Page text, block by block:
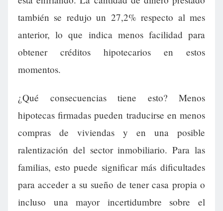
también se redujo un 27,2% respecto al mes
anterior, lo que indica menos facilidad para
obtener créditos hipotecarios en estos
momentos.
¿Qué consecuencias tiene esto? Menos
hipotecas firmadas pueden traducirse en menos
compras de viviendas y en una posible
ralentización del sector inmobiliario. Para las
familias, esto puede significar más dificultades
para acceder a su sueño de tener casa propia o
incluso una mayor incertidumbre sobre el